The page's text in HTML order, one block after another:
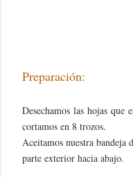
Preparación:
Desechamos las hojas
cortamos en 8 trozos.
Aceitamos nuestra bandeja
parte exterior hacia abajo.